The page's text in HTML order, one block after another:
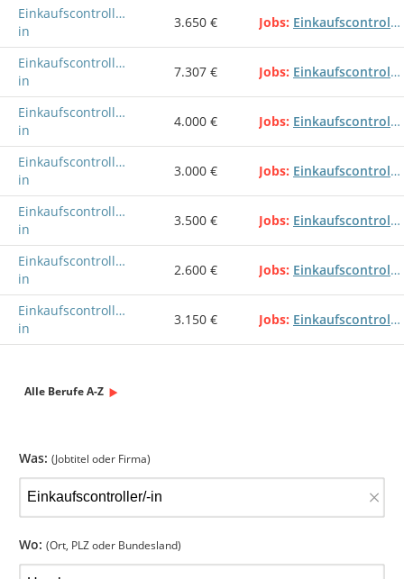
Einkaufscontroller/-
in
3.650 € Jobs Einkaufscontroller/-in
Einkaufscontroller/-
in
7.307 € Jobs Einkaufscontroller/-in
Einkaufscontroller/-
in
4.000 € Jobs Einkaufscontroller/-in
Einkaufscontroller/-
in
3.000 € Jobs Einkaufscontroller/-in
Einkaufscontroller/-
in
3.500 € Jobs Einkaufscontroller/-in
Einkaufscontroller/-
in
2.600 € Jobs Einkaufscontroller/-in
Einkaufscontroller/-
in
3.150 € Jobs Einkaufscontroller/-in
Alle Berufe A-Z
Was: (Jobtitel oder Firma)
×
Wo: (Ort, PLZ oder Bundesland)